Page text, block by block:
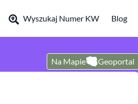
Wyszukaj Numer KW Blog
Na Mapie Geoportal